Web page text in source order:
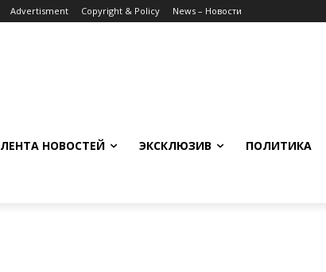
Advertisment Copyright & Policy News – Новости
ЛЕНТА НОВОСТЕЙ ЭКСКЛЮЗИВ ПОЛИТИКА